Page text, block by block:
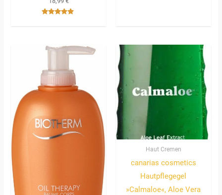
Haut Cremen
canarias cosmetics
Hautpflegegel
»Calmaloe«, Aloe Vera